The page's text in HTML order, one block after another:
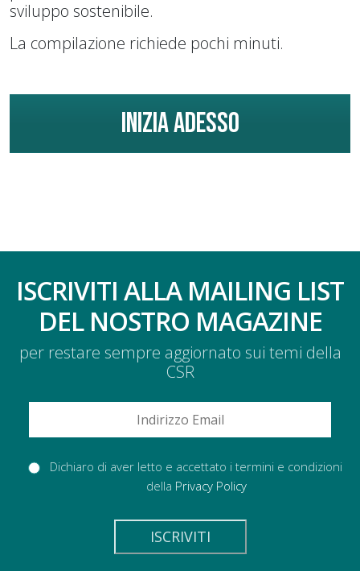
sviluppo sostenibile.
La compilazione richiede pochi minuti.
INIZIA ADESSO
ISCRIVITI ALLA MAILING LIST
DEL NOSTRO MAGAZINE
per restare sempre aggiornato sui temi della
CSR
Dichiaro di aver letto e accettato i termini e condizioni
della Privacy Policy